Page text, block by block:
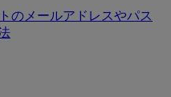
のメールアドレスやパス